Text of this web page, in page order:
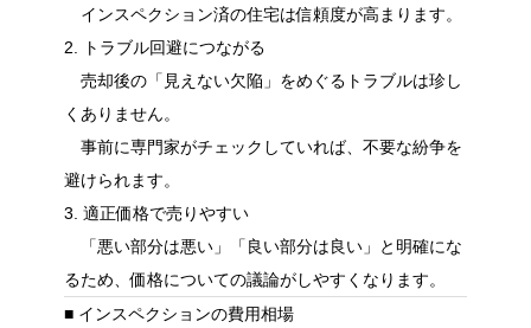
インスペクション済の住宅は信頼度が高まります。
2. トラブル回避につながる
売却後の「見えない欠陥」をめぐるトラブルは珍し
くありません。
事前に専門家がチェックしていれば、不要な紛争を
避けられます。
3. 適正価格で売りやすい
「悪い部分は悪い」「良い部分は良い」と明確にな
るため、価格についての議論がしやすくなります。
■ インスペクションの費用相場